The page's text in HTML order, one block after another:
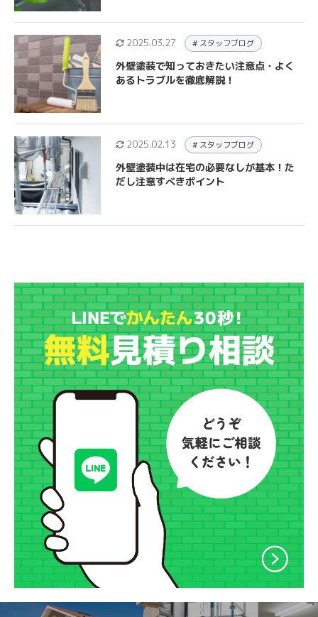
2025.03.27 # スタッフブログ
外壁塗装で知っておきたい注意点・よく
あるトラブルを徹底解説！
2025.02.13 # スタッフブログ
外壁塗装中は在宅の必要なしが基本！た
だし注意すべきポイント